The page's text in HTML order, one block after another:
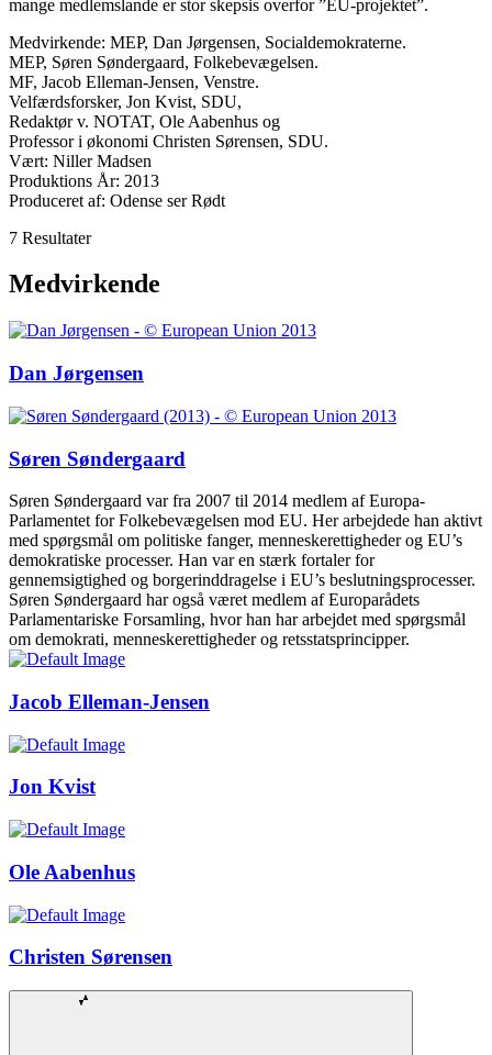
mange medlemslande er stor skepsis overfor ”EU-projektet”.
Medvirkende: MEP, Dan Jørgensen, Socialdemokraterne.
MEP, Søren Søndergaard, Folkebevægelsen.
MF, Jacob Elleman-Jensen, Venstre.
Velfærdsforsker, Jon Kvist, SDU,
Redaktør v. NOTAT, Ole Aabenhus og
Professor i økonomi Christen Sørensen, SDU.
Vært: Niller Madsen
Produktions År: 2013
Produceret af: Odense ser Rødt
7 Resultater
Medvirkende
Dan Jørgensen
Søren Søndergaard
Søren Søndergaard var fra 2007 til 2014 medlem af Europa-
Parlamentet for Folkebevægelsen mod EU. Her arbejdede han aktivt
med spørgsmål om politiske fanger, menneskerettigheder og EU’s
demokratiske processer. Han var en stærk fortaler for
gennemsigtighed og borgerinddragelse i EU’s beslutningsprocesser.
Søren Søndergaard har også været medlem af Europarådets
Parlamentariske Forsamling, hvor han har arbejdet med spørgsmål
om demokrati, menneskerettigheder og retsstatsprincipper.
Jacob Elleman-Jensen
Jon Kvist
Ole Aabenhus
Christen Sørensen